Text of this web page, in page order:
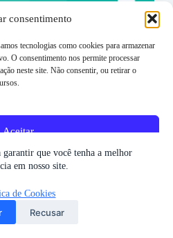
consentimento
tecnologias como cookies para armazenar
O consentimento nos permite processar
neste site. Não consentir, ou retirar o
Aceitar
Recusar
Política de privacidade
garantir que você tenha a melhor
em nosso site.
de Cookies
Recusar
avançadas de consulta com